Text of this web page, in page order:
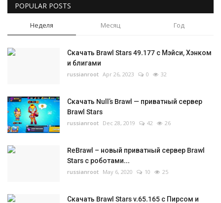
POPULAR POSTS
Неделя Месяц Год
Скачать Brawl Stars 49.177 с Мэйси, Хэнком
и блигами
russianroot Apr 26, 2023 0 32
Скачать Null’s Brawl — приватный сервер
Brawl Stars
russianroot Dec 28, 2019 42 26
ReBrawl – новый приватный сервер Brawl
Stars с роботами...
russianroot May 6, 2020 10 25
Скачать Brawl Stars v.65.165 с Пирсом и